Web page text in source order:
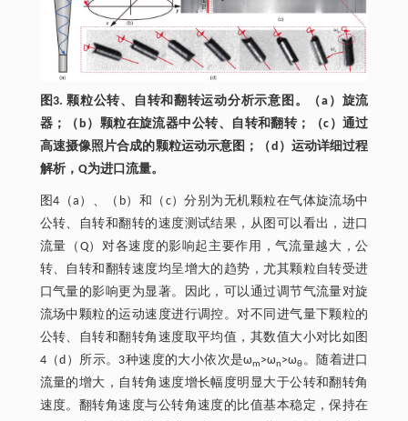
图3. 颗粒公转、自转和翻转运动分析示意图。（a）旋流
器；（b）颗粒在旋流器中公转、自转和翻转；（c）通过
高速摄像照片合成的颗粒运动示意图；（d）运动详细过程
解析，Q为进口流量。
图4（a）、（b）和（c）分别为无机颗粒在气体旋流场中
公转、自转和翻转的速度测试结果，从图可以看出，进口
流量（Q）对各速度的影响起主要作用，气流量越大，公
转、自转和翻转速度均呈增大的趋势，尤其颗粒自转受进
口气量的影响更为显著。因此，可以通过调节气流量对旋
流场中颗粒的运动速度进行调控。对不同进气量下颗粒的
公转、自转和翻转角速度取平均值，其数值大小对比如图
4（d）所示。3种速度的大小依次是ωm>ωn>ωθ。随着进口
流量的增大，自转角速度增长幅度明显大于公转和翻转角
速度。翻转角速度与公转角速度的比值基本稳定，保持在